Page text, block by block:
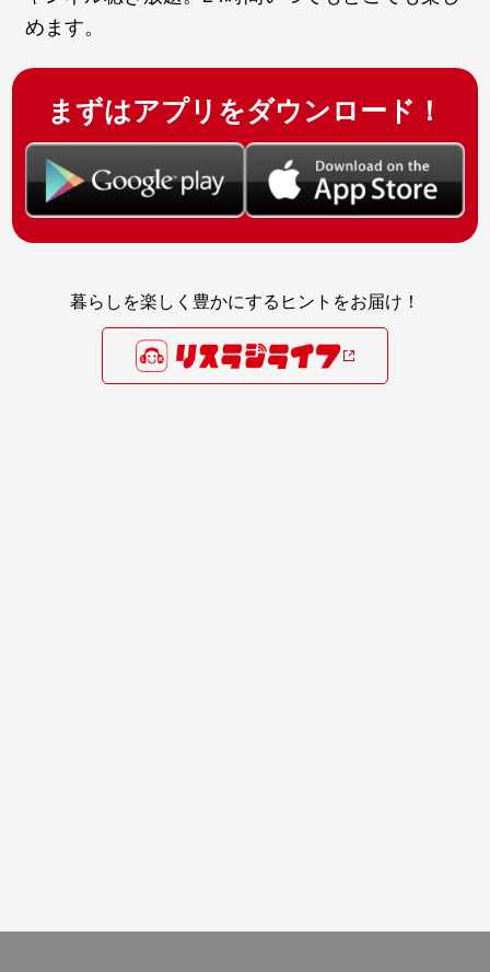
めます。
まずはアプリをダウンロード！
暮らしを楽しく豊かにするヒントをお届け！